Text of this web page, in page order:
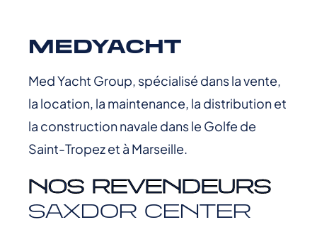
MEDYACHT
Med Yacht Group, spécialisé dans la vente,
la location, la maintenance, la distribution et
la construction navale dans le Golfe de
Saint-Tropez et à Marseille.
NOS REVENDEURS
SAXDOR CENTER